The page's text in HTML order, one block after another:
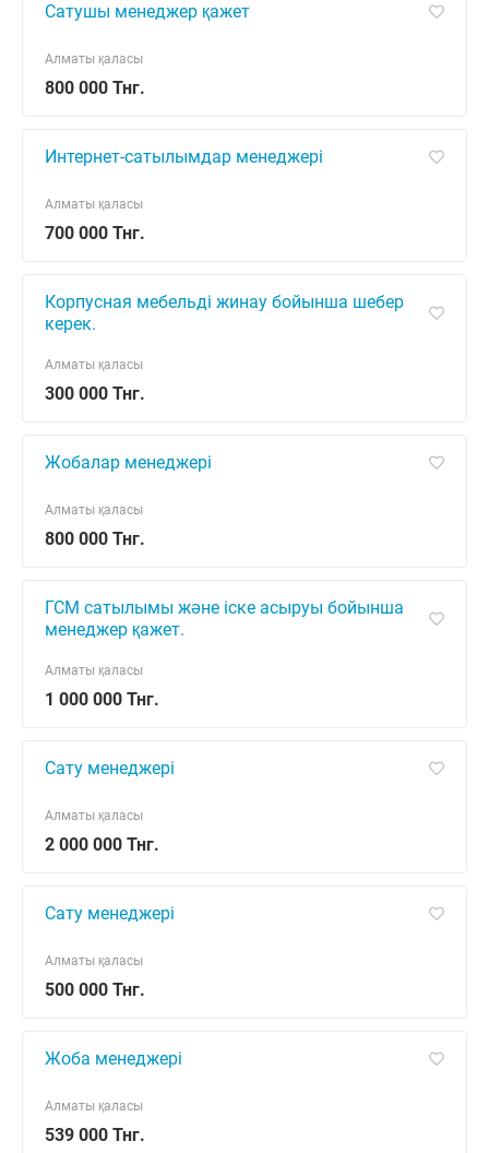
Сатушы менеджер қажет
800 000 Тнг.
Алматы қаласы
Интернет-сатылымдар менеджері
700 000 Тнг.
Алматы қаласы
Корпусная мебельді жинау бойынша шебер
керек.
300 000 Тнг.
Алматы қаласы
Жобалар менеджері
800 000 Тнг.
Алматы қаласы
ГСМ сатылымы және іске асыруы бойынша
менеджер қажет.
1 000 000 Тнг.
Алматы қаласы
Сату менеджері
2 000 000 Тнг.
Алматы қаласы
Сату менеджері
500 000 Тнг.
Алматы қаласы
Жоба менеджері
539 000 Тнг.
Алматы қаласы